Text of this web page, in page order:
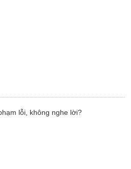
lỗi, không nghe lời?